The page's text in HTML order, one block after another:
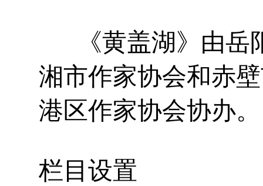
《黄盖湖》由岳
湘市作家协会和赤
港区作家协会协办。
栏目设置